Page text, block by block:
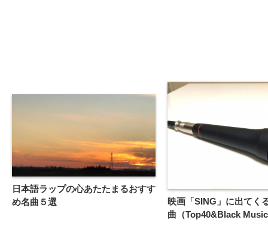
日本語ラップの心あたたまるおすす
め名曲５選
映画「SING」に出てく
曲（Top40&Black